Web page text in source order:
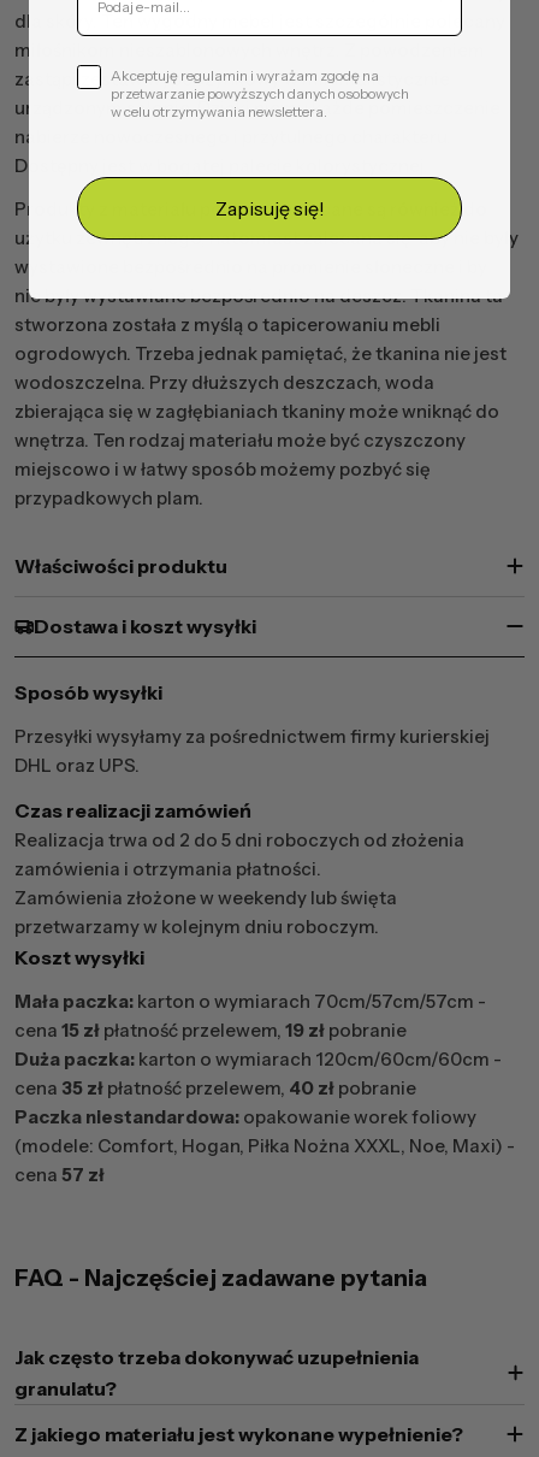
dla skóry. Ten wygodny mebel jest szczególnie polecany
miłośnikom nieszablonowych wnętrz. Z powodzeniem
zastąpi zestaw wypoczynkowy w minimalistycznie
urządzonym salonie. Dzięki niemu każde pomieszczenie
nabierze nowoczesnego i przytulnego charakteru.
Dostępny jest w bogatej palecie kolorystycznej.
Produkty z materiału poliester polecane są również do
użytku zewnętrznego, natomiast zalecana się aby nie były
wystawione bezpośrednio na promienie słoneczne i by
nie były wystawiane bezpośrednio na deszcz. Tkanina ta
stworzona została z myślą o tapicerowaniu mebli
ogrodowych. Trzeba jednak pamiętać, że tkanina nie jest
wodoszczelna. Przy dłuższych deszczach, woda
zbierająca się w zagłębianiach tkaniny może wniknąć do
wnętrza. Ten rodzaj materiału może być czyszczony
miejscowo i w łatwy sposób możemy pozbyć się
przypadkowych plam.
Właściwości produktu
Dostawa i koszt wysyłki
Sposób wysyłki
Przesyłki wysyłamy za pośrednictwem firmy kurierskiej
DHL oraz UPS.
Czas realizacji zamówień
Realizacja trwa od 2 do 5 dni roboczych od złożenia
zamówienia i otrzymania płatności.
Zamówienia złożone w weekendy lub święta
przetwarzamy w kolejnym dniu roboczym.
Koszt wysyłki
Mała paczka: karton o wymiarach 70cm/57cm/57cm -
cena 15 zł płatność przelewem, 19 zł pobranie
Duża paczka: karton o wymiarach 120cm/60cm/60cm -
cena 35 zł płatność przelewem, 40 zł pobranie
Paczka niestandardowa: opakowanie worek foliowy
(modele: Comfort, Hogan, Piłka Nożna XXXL, Noe, Maxi) -
cena 57 zł
FAQ - Najczęściej zadawane pytania
Jak często trzeba dokonywać uzupełnienia
granulatu?
Z jakiego materiału jest wykonane wypełnienie?
Akceptuję regulamin i wyrażam zgodę na
przetwarzanie powyższych danych osobowych
w celu otrzymywania newslettera.
Zapisuję się!